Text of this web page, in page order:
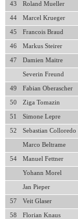
43 Roland Mueller
44 Marcel Krueger
45 Francois Braud
46 Markus Steirer
47 Damien Maitre
Severin Freund
49 Fabian Oberascher
50 Ziga Tomazin
51 Simone Lepre
52 Sebastian Colloredo
Marco Beltrame
54 Manuel Fettner
Yohann Morel
Jan Pieper
57 Veit Glaser
58 Florian Knaus